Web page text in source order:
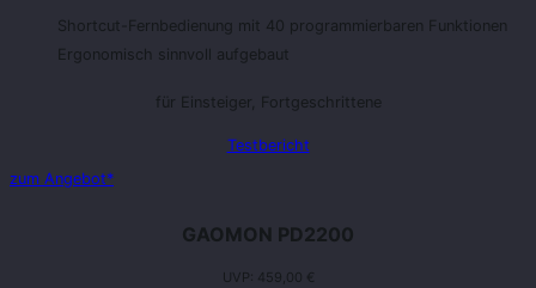
Shortcut-Fernbedienung mit 40 programmierbaren Funktionen
Ergonomisch sinnvoll aufgebaut
für Einsteiger, Fortgeschrittene
Testbericht
zum Angebot*
GAOMON PD2200
UVP: 459,00 €